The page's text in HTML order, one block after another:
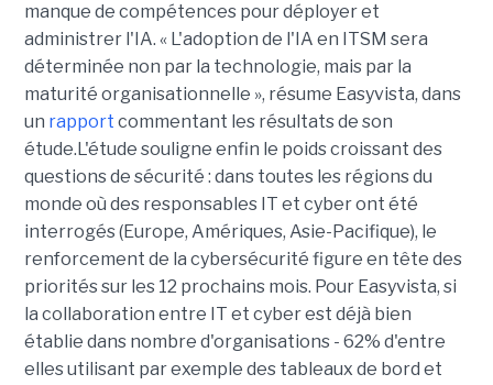
manque de compétences pour déployer et
administrer l'IA. « L'adoption de l'IA en ITSM sera
déterminée non par la technologie, mais par la
maturité organisationnelle », résume Easyvista, dans
un rapport commentant les résultats de son
étude.L'étude souligne enfin le poids croissant des
questions de sécurité : dans toutes les régions du
monde où des responsables IT et cyber ont été
interrogés (Europe, Amériques, Asie-Pacifique), le
renforcement de la cybersécurité figure en tête des
priorités sur les 12 prochains mois. Pour Easyvista, si
la collaboration entre IT et cyber est déjà bien
établie dans nombre d'organisations - 62% d'entre
elles utilisant par exemple des tableaux de bord et